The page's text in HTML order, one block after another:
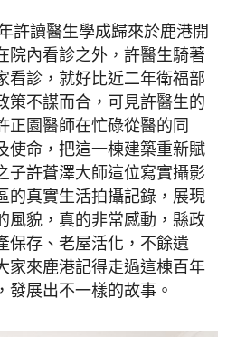
許讀醫生學成歸來於鹿港開
院內看診之外，許醫生騎著
看診，就好比近二年衛福部
策不謀而合，可見許醫生的
正園醫師在忙碌從醫的同
使命，把這一棟建築重新賦
子許蒼澤大師這位寫實攝影
的真實生活拍攝記錄，展現
風貌，真的非常感動，縣政
保存、老屋活化，不餘遺
家來鹿港記得走過這棟百年
發展出不一樣的故事。